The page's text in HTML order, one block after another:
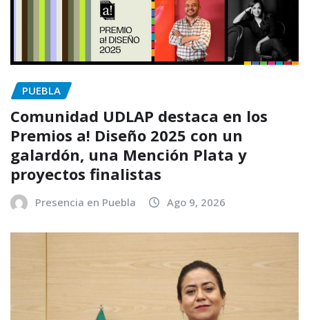
PUEBLA
Comunidad UDLAP destaca en los
Premios a! Diseño 2025 con un
galardón, una Mención Plata y
proyectos finalistas
Presencia en Puebla Ago 9, 2026